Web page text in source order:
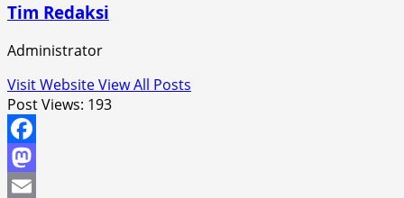
Tim Redaksi
Administrator
Visit WebsiteView All Posts
Post Views: 193
Facebook
Mastodon